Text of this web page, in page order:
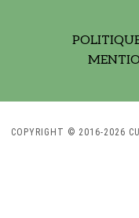
COPYRIGHT © 2016-2026